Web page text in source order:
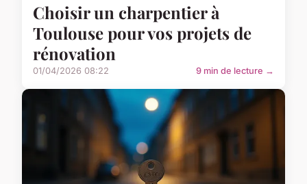
Choisir un charpentier à
Toulouse pour vos projets de
rénovation
01/04/2026 08:22 9 min de lecture →